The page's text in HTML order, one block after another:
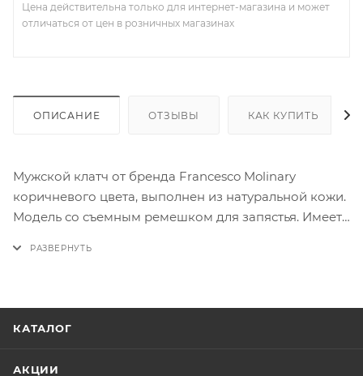
Цена действительна только для интернет-магазина и может
отличаться от цен в розничных магазинах
ОПИСАНИЕ ОТЗЫВЫ КАК КУПИТЬ
Мужской клатч от бренда Francesco Molinary
коричневого цвета, выполнен из натуральной кожи.
Модель со съемным ремешком для запястья. Имеет
КАТАЛОГ
АКЦИИ